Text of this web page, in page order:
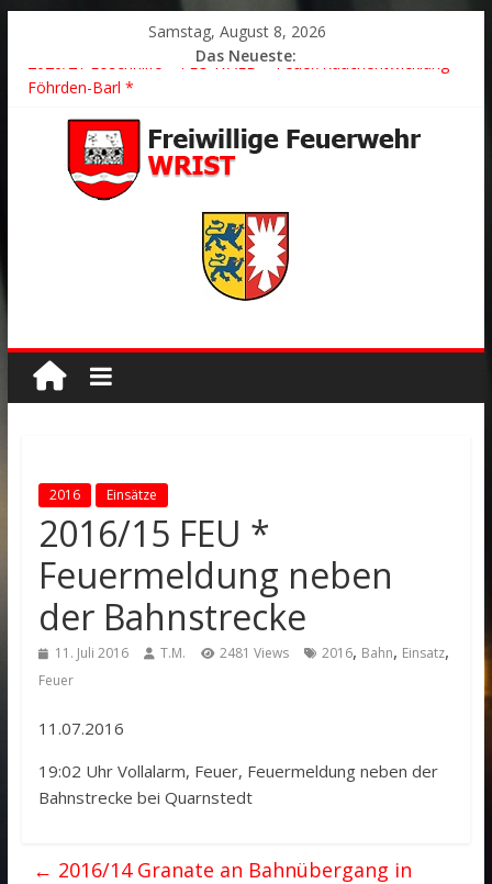
Samstag, August 8, 2026
Das Neueste:
2026/21 Löschhilfe * FEU WALD * Feuer/Rauchentwicklung *
2026/24 * TH G Y * PKW überschlagen *
2026/23 TH K Y * Person in festsitzendem Aufzug *
2026/22 TH Y * VU * 1 Person klemmt * Hingstheide
Der schönste Einsatz des Jahres 2026
2016 Einsätze
2016/15 FEU *
Feuermeldung neben
der Bahnstrecke
11. Juli 2016 T.M. 2481 Views 2016, Bahn, Einsatz,
Feuer
11.07.2016
19:02 Uhr Vollalarm, Feuer, Feuermeldung neben der
Bahnstrecke bei Quarnstedt
← 2016/14 Granate an Bahnübergang in